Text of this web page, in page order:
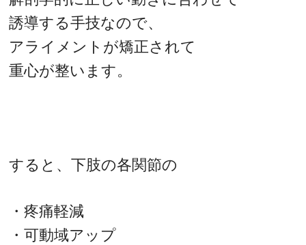
誘導する手技なので、
アライメントが矯正されて
重心が整います。
すると、下肢の各関節の
・疼痛軽減
・可動域アップ